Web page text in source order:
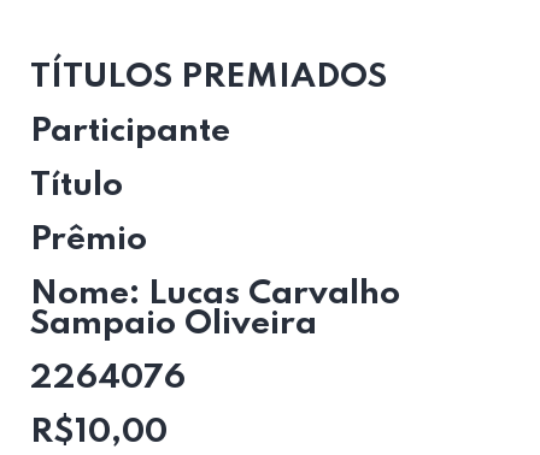
TÍTULOS PREMIADOS
Participante
Título
Prêmio
Nome: Lucas Carvalho
Sampaio Oliveira
2264076
R$10,00